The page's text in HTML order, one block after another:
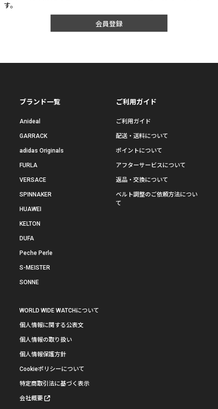
す。
会員登録
ブランド一覧
Anideal
GARRACK
adidas Originals
FURLA
VERSACE
SPINNAKER
HUAWEI
KELTON
DUFA
Peche Perle
S-MEISTER
SONNE
ご利用ガイド
ご利用ガイド
配送・送料について
ポイントについて
アフターサービスについて
返品・交換について
ベルト調整のご依頼方法につい
て
WORLD WIDE WATCHについて
個人情報に関する公表文
個人情報の取り扱い
個人情報保護方針
Cookieポリシーについて
特定商取引法に基づく表示
会社概要